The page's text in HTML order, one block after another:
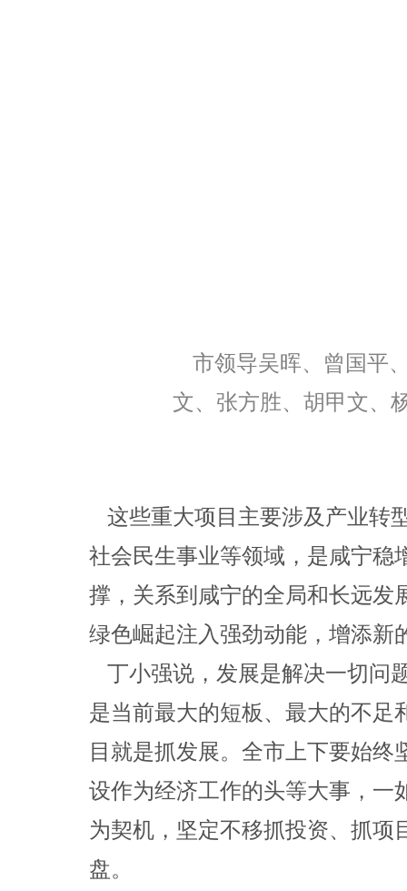
市领导吴晖、曾国平
文、张方胜、胡甲文、
这些重大项目主要涉及产业转
社会民生事业等领域，是咸宁稳
撑，关系到咸宁的全局和长远发
绿色崛起注入强劲动能，增添新
丁小强说，发展是解决一切问
是当前最大的短板、最大的不足
目就是抓发展。全市上下要始
设作为经济工作的头等大事，一
为契机，坚定不移抓投资、抓项
盘。